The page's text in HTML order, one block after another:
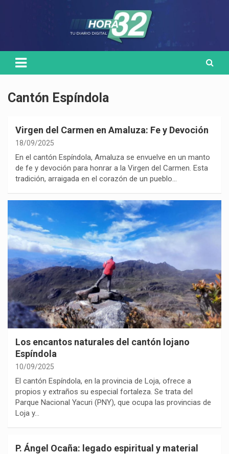
Cantón Espíndola
Virgen del Carmen en Amaluza: Fe y Devoción
18/09/2025
En el cantón Espíndola, Amaluza se envuelve en un manto
de fe y devoción para honrar a la Virgen del Carmen. Esta
tradición, arraigada en el corazón de un pueblo…
Los encantos naturales del cantón lojano
Espíndola
10/09/2025
El cantón Espíndola, en la provincia de Loja, ofrece a
propios y extraños su especial fortaleza. Se trata del
Parque Nacional Yacuri (PNY), que ocupa las provincias de
Loja y…
P. Ángel Ocaña: legado espiritual y material